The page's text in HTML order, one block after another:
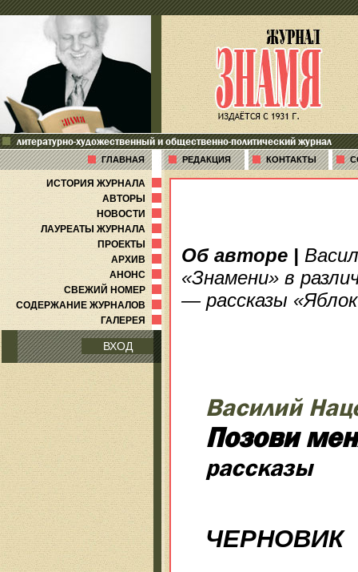
литературно-художественный и общественно-политический журнал
ГЛАВНАЯ РЕДАКЦИЯ КОНТАКТЫ
ИСТОРИЯ ЖУРНАЛА
АВТОРЫ
НОВОСТИ
ЛАУРЕАТЫ ЖУРНАЛА
ПРОЕКТЫ
АРХИВ
АНОНС
СВЕЖИЙ НОМЕР
СОДЕРЖАНИЕ ЖУРНАЛОВ
ГАЛЕРЕЯ
ВХОД
Об авторе |
«Знамени» в
— рассказы
Василий
Позови
рассказы
ЧЕРНОВИК